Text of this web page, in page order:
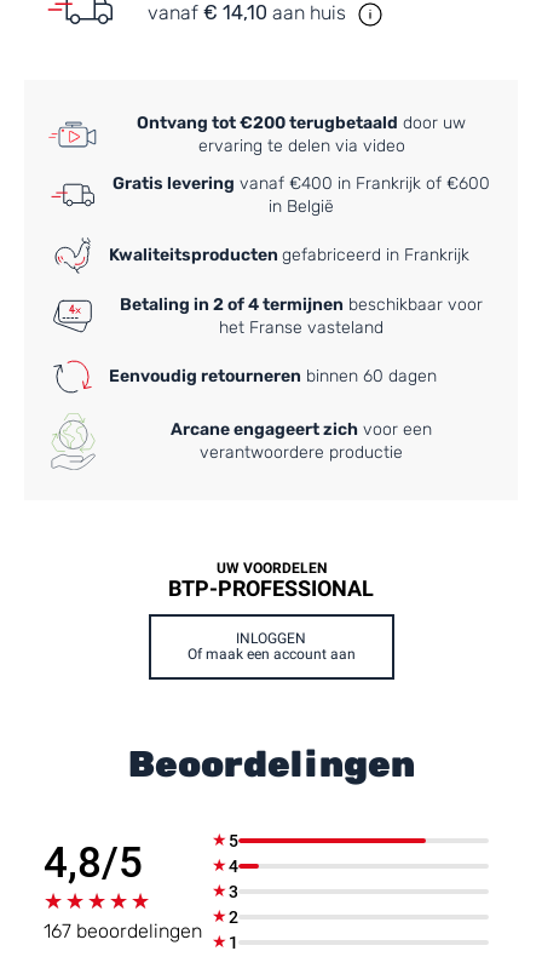
vanaf € 14,10 aan huis
Ontvang tot €200 terugbetaald door uw
ervaring te delen via video
Gratis levering vanaf €400 in Frankrijk of €600
in België
Kwaliteitsproducten gefabriceerd in Frankrijk
Betaling in 2 of 4 termijnen beschikbaar voor
het Franse vasteland
Eenvoudig retourneren binnen 60 dagen
Arcane engageert zich voor een
verantwoordere productie
UW VOORDELEN
BTP-PROFESSIONAL
INLOGGEN
Of maak een account aan
Beoordelingen
4,8/5
★★★★★
★★★★★
167 beoordelingen
★5
★4
★3
★2
★1